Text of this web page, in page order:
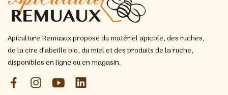
Apiculture Remuaux propose du matériel apicole, des ruches,
de la cire d’abeille bio, du miel et des produits de la ruche,
disponibles en ligne ou en magasin.